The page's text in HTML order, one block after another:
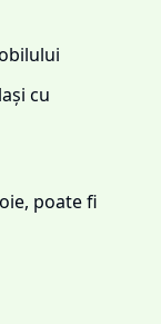
cu
poate fi